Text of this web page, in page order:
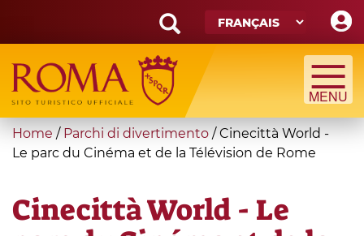
main
content
Search
form
Recherche
You
are
Home / Parchi di divertimento /Cinecittà World -
Le parc du Cinéma et de la Télévision de Rome
Cinecittà World - Le